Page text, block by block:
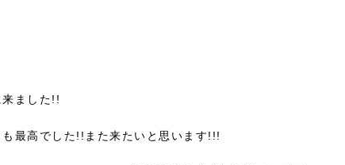
ました!!
最高でした!!また来たいと思います!!!